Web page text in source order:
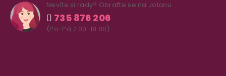
Nevíte si rady? Obraťte se na Jolanu
735 876 206
(Po-Pá 7.00-18.00)